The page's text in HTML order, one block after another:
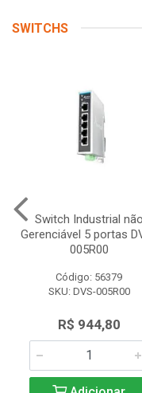
SWITCHS
Switch Industrial não
Gerenciável 5 portas
005R00
Código: 56379
SKU: DVS-005R00
R$ 944,80